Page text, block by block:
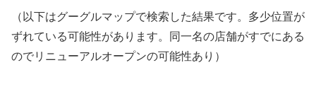
（以下はグーグルマップで検索した結果です。多少位置が
ずれている可能性があります。同一名の店舗がすでにある
のでリニューアルオープンの可能性あり）